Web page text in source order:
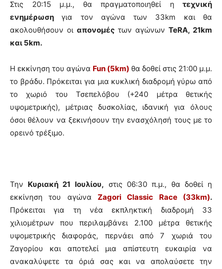
Στις 20:15 μ.μ., θα πραγματοποιηθεί η τεχνική
ενημέρωσηγια τον αγώνα των 33km και θα
ακολουθήσουν οι απονομές των αγώνων TeRA, 21km
και 5km.
Η εκκίνηση του αγώνα Fun (5km) θα δοθεί στις 21:00 μ.μ.
το βράδυ. Πρόκειται για μια κυκλική διαδρομή γύρω από
το χωριό του Τσεπελόβου (+240 μέτρα θετικής
υψομετρικής), μέτριας δυσκολίας, ιδανική για όλους
όσοι θέλουν να ξεκινήσουν την ενασχόλησή τους με το
ορεινό τρέξιμο.
Την Κυριακή 21 Ιουλίου, στις 06:30 π.μ., θα δοθεί η
εκκίνηση του αγώνα Zagori Classic Race (33km).
Πρόκειται για τη νέα εκπληκτική διαδρομή 33
χιλιομέτρων που περιλαμβάνει 2.100 μέτρα θετικής
υψομετρικής διαφοράς, περνάει από 7 χωριά του
Ζαγορίου και αποτελεί μια απίστευτη ευκαιρία να
ανακαλύψετε τα όριά σας και να απολαύσετε την